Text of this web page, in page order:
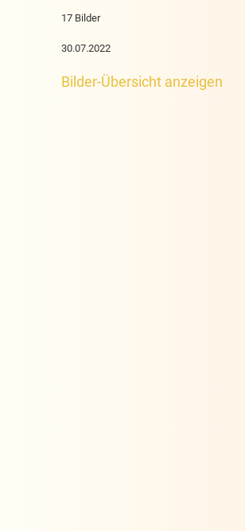
17 Bilder
30.07.2022
Bilder-Übersicht anzeigen